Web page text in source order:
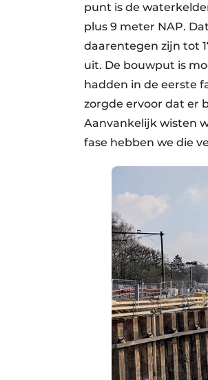
punt is de
plus 9 meter NAP.
daarentegen zijn tot
uit. De bouwput is
hadden in de eerste
zorgde ervoor dat er
Aanvankelijk wisten
fase hebben we die